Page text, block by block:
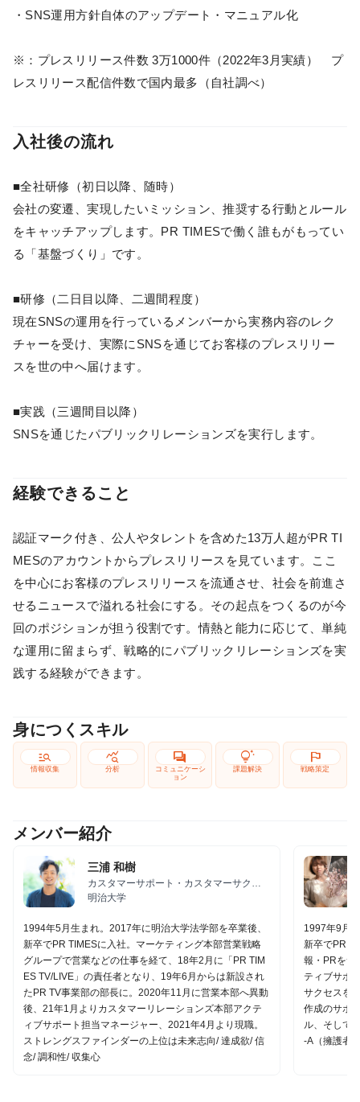
・SNS運用方針自体のアップデート・マニュアル化
※：プレスリリース件数 3万1000件（2022年3月実績） プ
レスリリース配信件数で国内最多（自社調べ）
入社後の流れ
■全社研修（初日以降、随時）
会社の変遷、実現したいミッション、推奨する行動とルール
をキャッチアップします。PR TIMESで働く誰もがもってい
る「基盤づくり」です。
■研修（二日目以降、二週間程度）
現在SNSの運用を行っているメンバーから実務内容のレク
チャーを受け、実際にSNSを通じてお客様のプレスリリー
スを世の中へ届けます。
■実践（三週間目以降）
SNSを通じたパブリックリレーションズを実行します。
経験できること
認証マーク付き、公人やタレントを含めた13万人超がPR TI
MESのアカウントからプレスリリースを見ています。ここ
を中心にお客様のプレスリリースを流通させ、社会を前進さ
せるニュースで溢れる社会にする。その起点をつくるのが今
回のポジションが担う役割です。情熱と能力に応じて、単純
な運用に留まらず、戦略的にパブリックリレーションズを実
践する経験ができます。
身につくスキル
manage_search
情報収集
query_stats
分析
forum
コミュニケーシ
ョン
tips_and_updates
課題解決
flag
戦略策定
メンバー紹介
三浦 和樹
カスタマーサポート・カスタマーサクセ
ス
明治大学
1994年5月生まれ。2017年に明治大学法学部を卒業後、
新卒でPR TIMESに入社。マーケティング本部営業戦略
グループで営業などの仕事を経て、18年2月に「PR TIM
ES TV/LIVE」の責任者となり、19年6月からは新設され
たPR TV事業部の部長に。2020年11月に営業本部へ異動
後、21年1月よりカスタマーリレーションズ本部アクテ
ィブサポート担当マネージャー、2021年4月より現職。
ストレングスファインダーの上位は未来志向/ 達成欲/ 信
念/ 調和性/ 収集心
1997年9月
新卒でPR
報・PRをサ
ティブサポ
サクセスを
作成のサポ
ル、そして
-A（擁護者